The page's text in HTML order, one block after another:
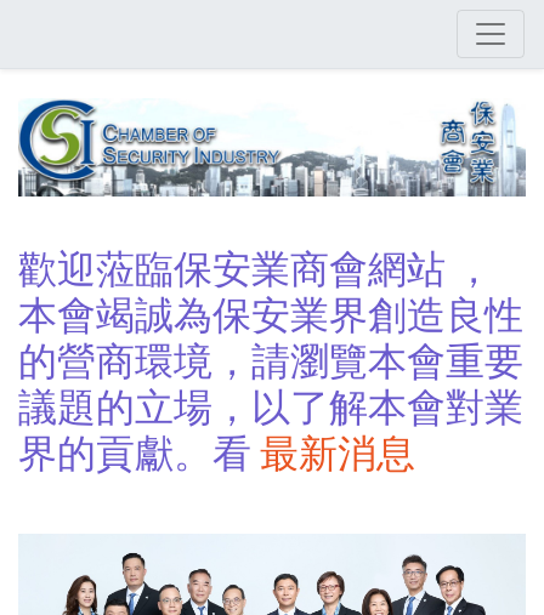
main
歡迎蒞臨保安業商會網站 ，
本會竭誠為保安業界創造良性
的營商環境，請瀏覽本會重要
議題的立場，以了解本會對業
界的貢獻。看 最新消息